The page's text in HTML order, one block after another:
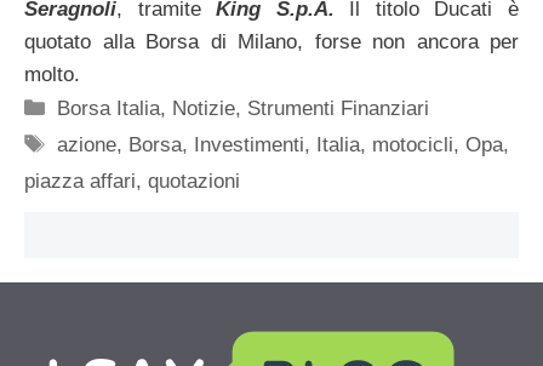
Seragnoli, tramiteKing S.p.A. Il titolo Ducati è
quotato alla Borsa di Milano, forse non ancora per
molto.
Categorie
Borsa Italia, Notizie, Strumenti Finanziari
Tag
azione, Borsa, Investimenti, Italia, motocicli,Opa,
piazza affari, quotazioni